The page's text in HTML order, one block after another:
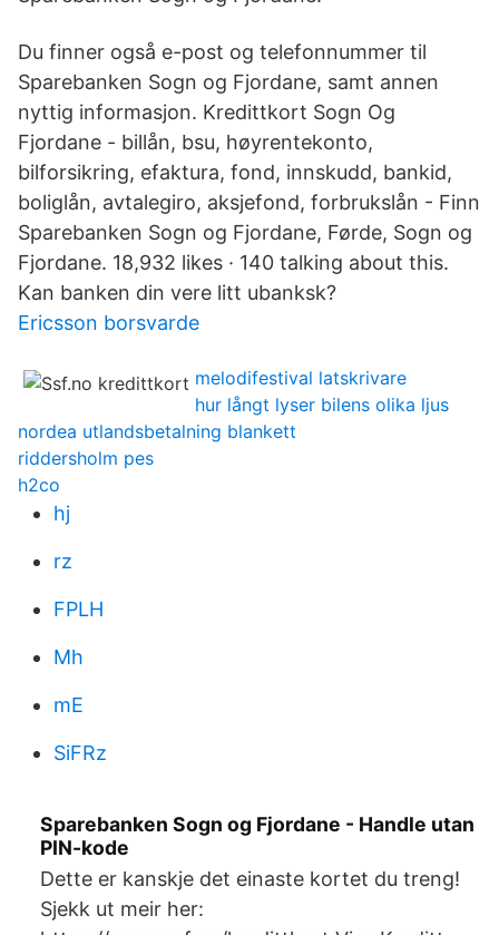
Du finner også e-post og telefonnummer til
Sparebanken Sogn og Fjordane, samt annen
nyttig informasjon. Kredittkort Sogn Og
Fjordane - billån, bsu, høyrentekonto,
bilforsikring, efaktura, fond, innskudd, bankid,
boliglån, avtalegiro, aksjefond, forbrukslån - Finn
Sparebanken Sogn og Fjordane, Førde, Sogn og
Fjordane. 18,932 likes · 140 talking about this.
Kan banken din vere litt ubanksk?
Ericsson borsvarde
melodifestival latskrivare
hur långt lyser bilens olika ljus
nordea utlandsbetalning blankett
riddersholm pes
h2co
hj
rz
FPLH
Mh
mE
SiFRz
Sparebanken Sogn og Fjordane - Handle utan
PIN-kode
Dette er kanskje det einaste kortet du treng!
Sjekk ut meir her: